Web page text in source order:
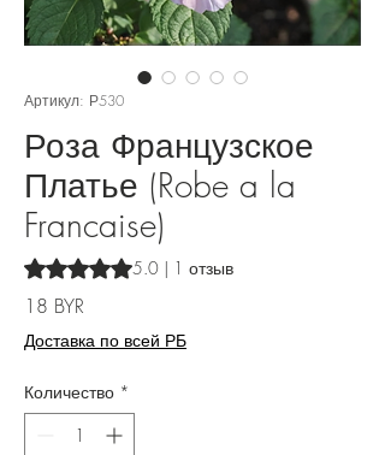
Артикул: Р530
Роза Французское
Платье (Robe a la
Francaise)
Оценка 5.0 из пяти звезд на основе 1
5.0 | 1 отзыв
18 BYR
Доставка по всей РБ
Количество *